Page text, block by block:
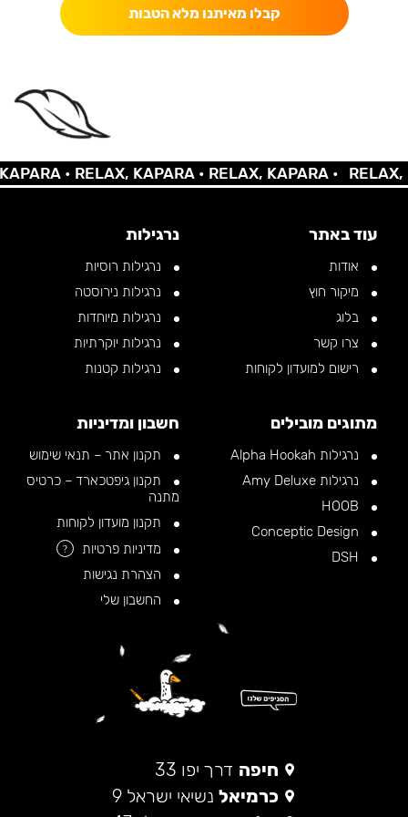
קבלו מאיתנו מלא הטבות
•RELAX, KAPARA •RELAX, KAPARA • RELAX,
עוד באתר
אודות
מיקור חוץ
בלוג
צרו קשר
רישום למועדון לקוחות
נרגילות
נרגילות רוסיות
נרגילות נירוסטה
נרגילות מיוחדות
נרגילות יוקרתיות
נרגילות קטנות
מתוגים מובילים
נרגילות Alpha Hookah
נרגילות Amy Deluxe
חשבון ומדיניות
תקנון אתר – תנאי שימוש
תקנון גיפטכארד – כרטיס
מתנה
תקנון מועדון לקוחות
מדיניות פרטיות
?
הצהרת נגישות
החשבון שלי
חיפה דרך יפו 33
כרמיאל נשיאי ישראל 9